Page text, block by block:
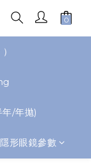
/年拋)
隱形眼鏡參數